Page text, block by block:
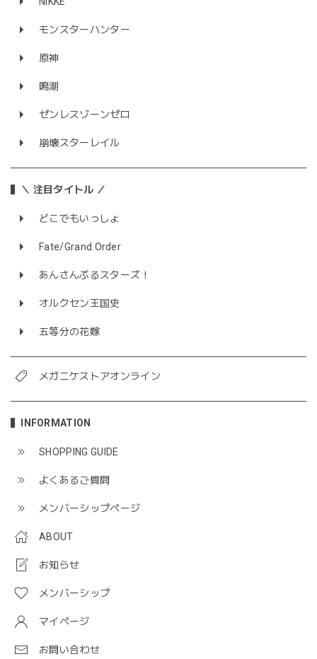
モンスターハンター
原神
鳴潮
ゼンレスゾーンゼロ
崩壊スターレイル
＼ 注目タイトル ／
どこでもいっしょ
Fate/Grand Order
あんさんぶるスターズ！
オルクセン王国史
五等分の花嫁
メガニケストアオンライン
INFORMATION
SHOPPING GUIDE
よくあるご質問
メンバーシップページ
ABOUT
お知らせ
メンバーシップ
マイページ
お問い合わせ